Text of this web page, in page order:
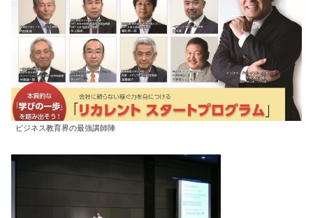
ビジネス教育界の最強講師陣